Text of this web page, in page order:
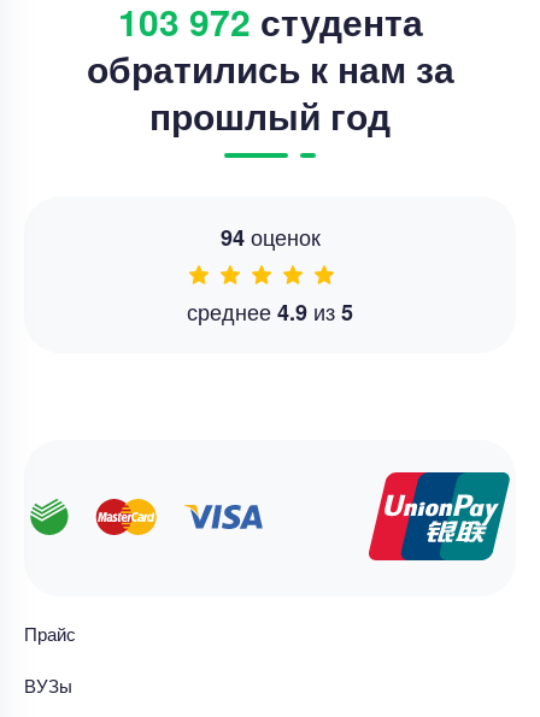
103 972 студента
обратились к нам за
прошлый год
94оценок
среднее4.9 из5
Прайс
ВУЗы